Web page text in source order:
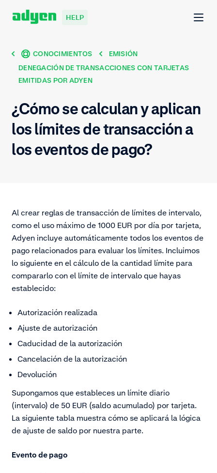
HELP
CONOCIMIENTOS
EMISIÓN
DENEGACIÓN DE TRANSACCIONES CON TARJETAS
EMITIDAS POR ADYEN
¿Cómo se calculan y aplican
los límites de transacción a
los eventos de pago?
Al crear reglas de transacción de límites de intervalo,
como el uso máximo de 1000 EUR por día por tarjeta,
Adyen incluye automáticamente todos los eventos de
pago relacionados para evaluar los límites. Incluimos
lo siguiente en el cálculo de la cantidad límite para
compararlo con el límite de intervalo que hayas
establecido:
Autorización realizada
Ajuste de autorización
Caducidad de la autorización
Cancelación de la autorización
Devolución
Supongamos que estableces un límite diario
(intervalo) de 50 EUR (saldo acumulado) por tarjeta.
La siguiente tabla muestra cómo se aplicará la lógica
de ajuste de saldo por nuestra parte.
Evento de pago